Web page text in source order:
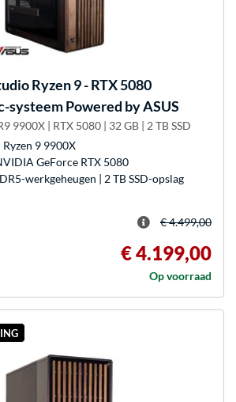
Ryzen 9 - RTX 5080
Powered by ASUS
9900X | RTX 5080 | 32 GB | 2 TB SSD
9 9900X
GeForce RTX 5080
werkgeheugen | 2 TB SSD-opslag
€ 4.499,00
€ 4.199,00
Op voorraad